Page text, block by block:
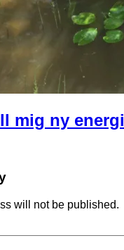
mig ny energi
will not be published.